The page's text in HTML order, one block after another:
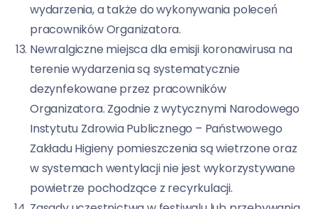
wydarzenia, a także do wykonywania poleceń
pracowników Organizatora.
Newralgiczne miejsca dla emisji koronawirusa na
terenie wydarzenia są systematycznie
dezynfekowane przez pracowników
Organizatora. Zgodnie z wytycznymi Narodowego
Instytutu Zdrowia Publicznego – Państwowego
Zakładu Higieny pomieszczenia są wietrzone oraz
w systemach wentylacji nie jest wykorzystywane
powietrze pochodzące z recyrkulacji.